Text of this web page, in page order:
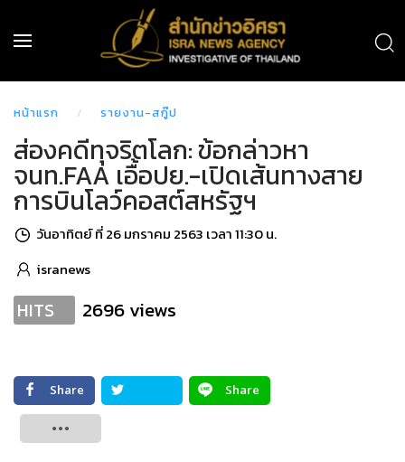
หน้าแรก รายงาน-สกู๊ป
ส่องคดีทุจริตโลก: ข้อกล่าวหา
จนท.FAA เอื้อปย.-เปิดเส้นทางสาย
การบินโลว์คอสต์สหรัฐฯ
วันอาทิตย์ ที่ 26 มกราคม 2563 เวลา 11:30 น.
isranews
HITS 2696 views
Share
Share